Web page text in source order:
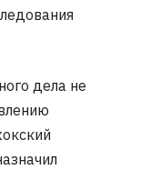
дела не